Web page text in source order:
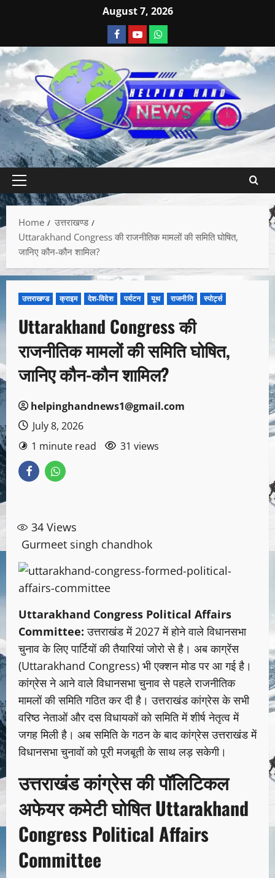
August 7, 2026
Home
उत्तराखण्ड
Uttarakhand Congress की राजनीतिक मामलों की समिति घोषित,
जानिए कौन-कौन शामिल?
उत्तराखण्ड क्राइम देश-विदेश पर्यटन यूथ राजनीति स्पोर्ट्स
Uttarakhand Congress की
राजनीतिक मामलों की समिति घोषित,
जानिए कौन-कौन शामिल?
helpinghandnews1@gmail.com
July 8, 2026
1 minute read
31 views
34 Views
Gurmeet singh chandhok
Uttarakhand Congress Political Affairs
Committee: उत्तराखंड में 2027 में होने वाले विधानसभा
चुनाव के लिए पार्टियों की तैयारियां जोरो से है। अब काग्रेंस
(Uttarakhand Congress) भी एक्शन मोड पर आ गई है।
कांग्रेस ने आने वाले विधानसभा चुनाव से पहले राजनीतिक
मामलों की समिति गठित कर दी है। उत्तराखंड कांग्रेस के सभी
वरिष्ठ नेताओं और दस विधायकों को समिति में शीर्ष नेतृत्व में
जगह मिली है। अब समिति के गठन के बाद कांग्रेस उत्तराखंड में
विधानसभा चुनावों को पूरी मजबूती के साथ लड़ सकेगी।
उत्तराखंड कांग्रेस की पॉलिटिकल
अफेयर कमेटी घोषित Uttarakhand
Congress Political Affairs
Committee